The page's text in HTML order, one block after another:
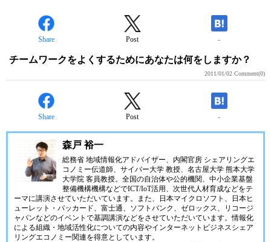
Share Post -
チームワークをよくするためにあなたは何をしますか？
2011/01/02 Comment(0)
Share Post -
森戸 裕一
総務省 地域情報化アドバイザー、内閣官房 シェアリングエ
コノミー伝道師、サイバー大学 教授、名古屋大学 熊本大学
大学院 客員教授。全国の自治体や公的機関、中小企業基盤
整備機構機構などでICT/IoT活用、次世代人材育成などをテ
ーマに講演させていただいています。また、日本マイクロソフト、日本ヒ
ューレット・パッカード、富士通、ソフトバンク、ゼロックス、リコージ
ャパンなどのイベントで基調講演などをさせていただいています。情報化
による組織・地域活性化についての内容やインターネットビジネスシェア
リングエコノミー関連を得意としています。